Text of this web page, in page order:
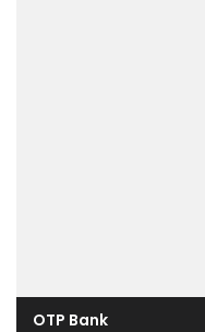
OTP Bank